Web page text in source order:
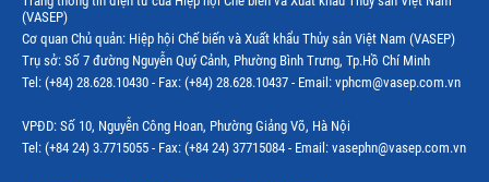
(VASEP)
Cơ quan Chủ quản: Hiệp hội Chế biến và Xuất khẩu Thủy sản Việt Nam (VASEP)
Trụ sở: Số 7 đường Nguyễn Quý Cảnh, Phường Bình Trưng, Tp.Hồ Chí Minh
Tel: (+84) 28.628.10430 - Fax: (+84) 28.628.10437 - Email: vphcm@vasep.com.vn
VPĐD: Số 10, Nguyễn Công Hoan, Phường Giảng Võ, Hà Nội
Tel: (+84 24) 3.7715055 - Fax: (+84 24) 37715084 - Email: vasephn@vasep.com.vn